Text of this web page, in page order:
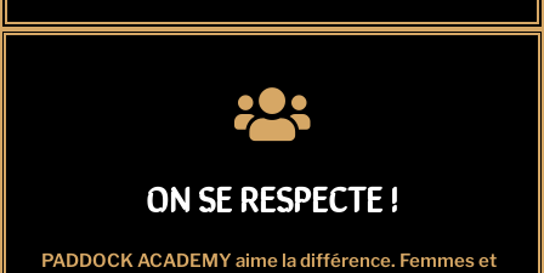
ON SE RESPECTE !
PADDOCK ACADEMY aime la différence. Femmes et